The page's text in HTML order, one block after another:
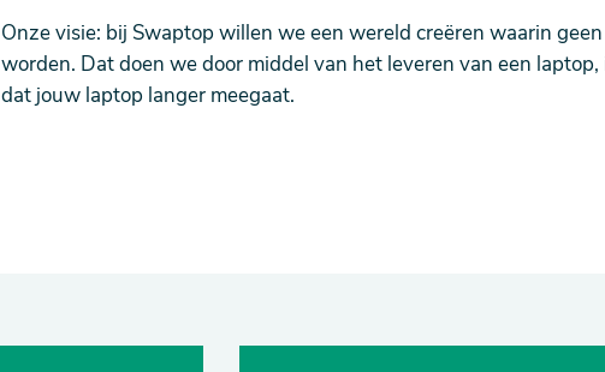
Onze visie: bij Swaptop willen we een wereld creëren waarin
worden. Dat doen we door middel van het leveren van een
dat jouw laptop langer meegaat.